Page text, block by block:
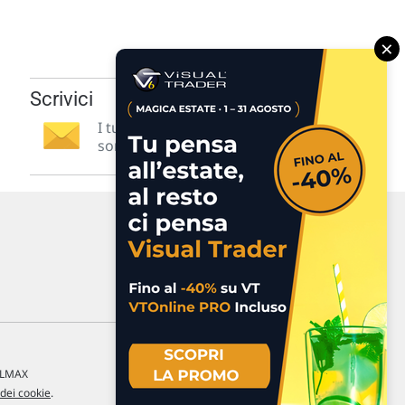
Scrivici
I tuoi suggerimenti per noi
sono preziosi e molto utili! »
cookie.
×